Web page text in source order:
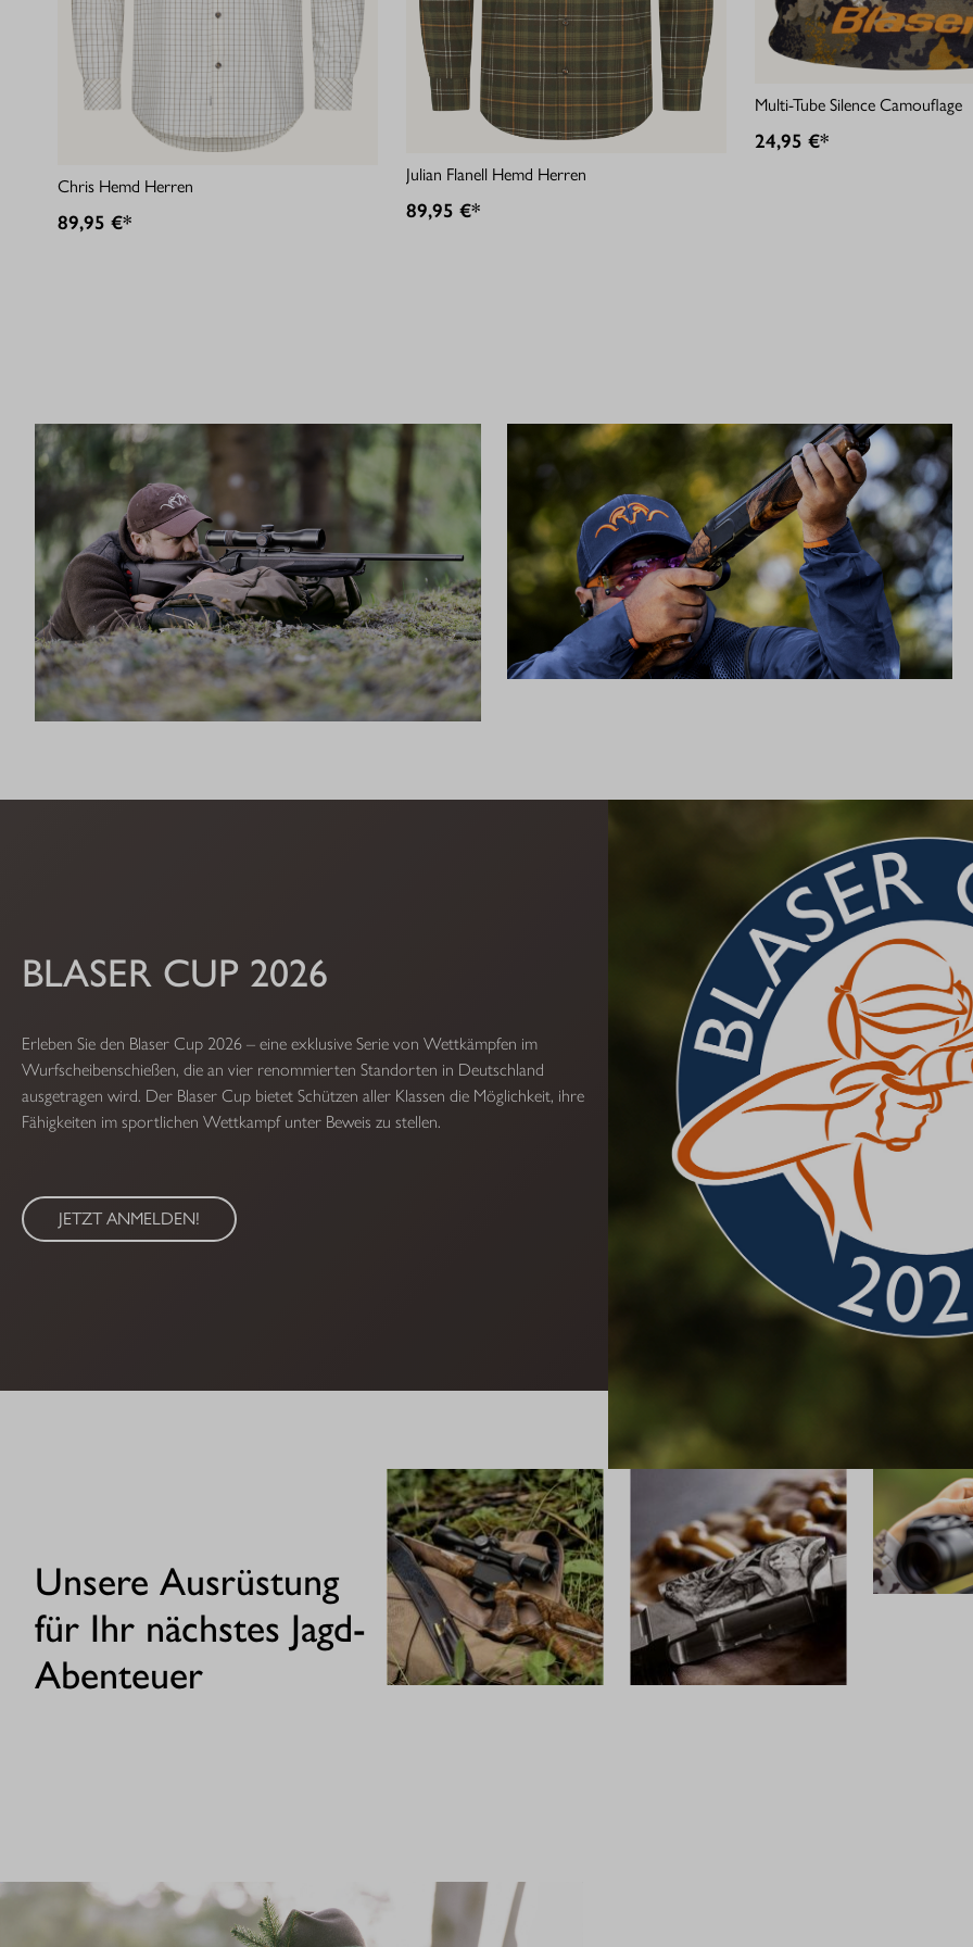
Chris Hemd Herren
89,95 €*
Julian Flanell Hemd Herren
89,95 €*
Multi-Tube Silence Camouflage
24,95 €*
BLASER CUP 2026
Erleben Sie den Blaser Cup 2026 – eine exklusive Serie von Wettkämpfen im
Wurfscheibenschießen, die an vier renommierten Standorten in Deutschland
ausgetragen wird. Der Blaser Cup bietet Schützen aller Klassen die Möglichkeit, ihre
Fähigkeiten im sportlichen Wettkampf unter Beweis zu stellen.
JETZT ANMELDEN!
Unsere Ausrüstung
für Ihr nächstes Jagd-
Abenteuer